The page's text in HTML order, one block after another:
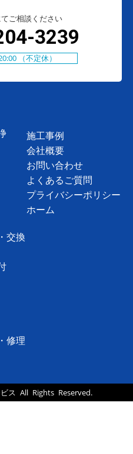
ご相談ください
3239
（不定休）
交換
修理
施工事例
会社概要
お問い合わせ
よくあるご質問
プライバシーポリシー
ホーム
ス All Rights Reserved.